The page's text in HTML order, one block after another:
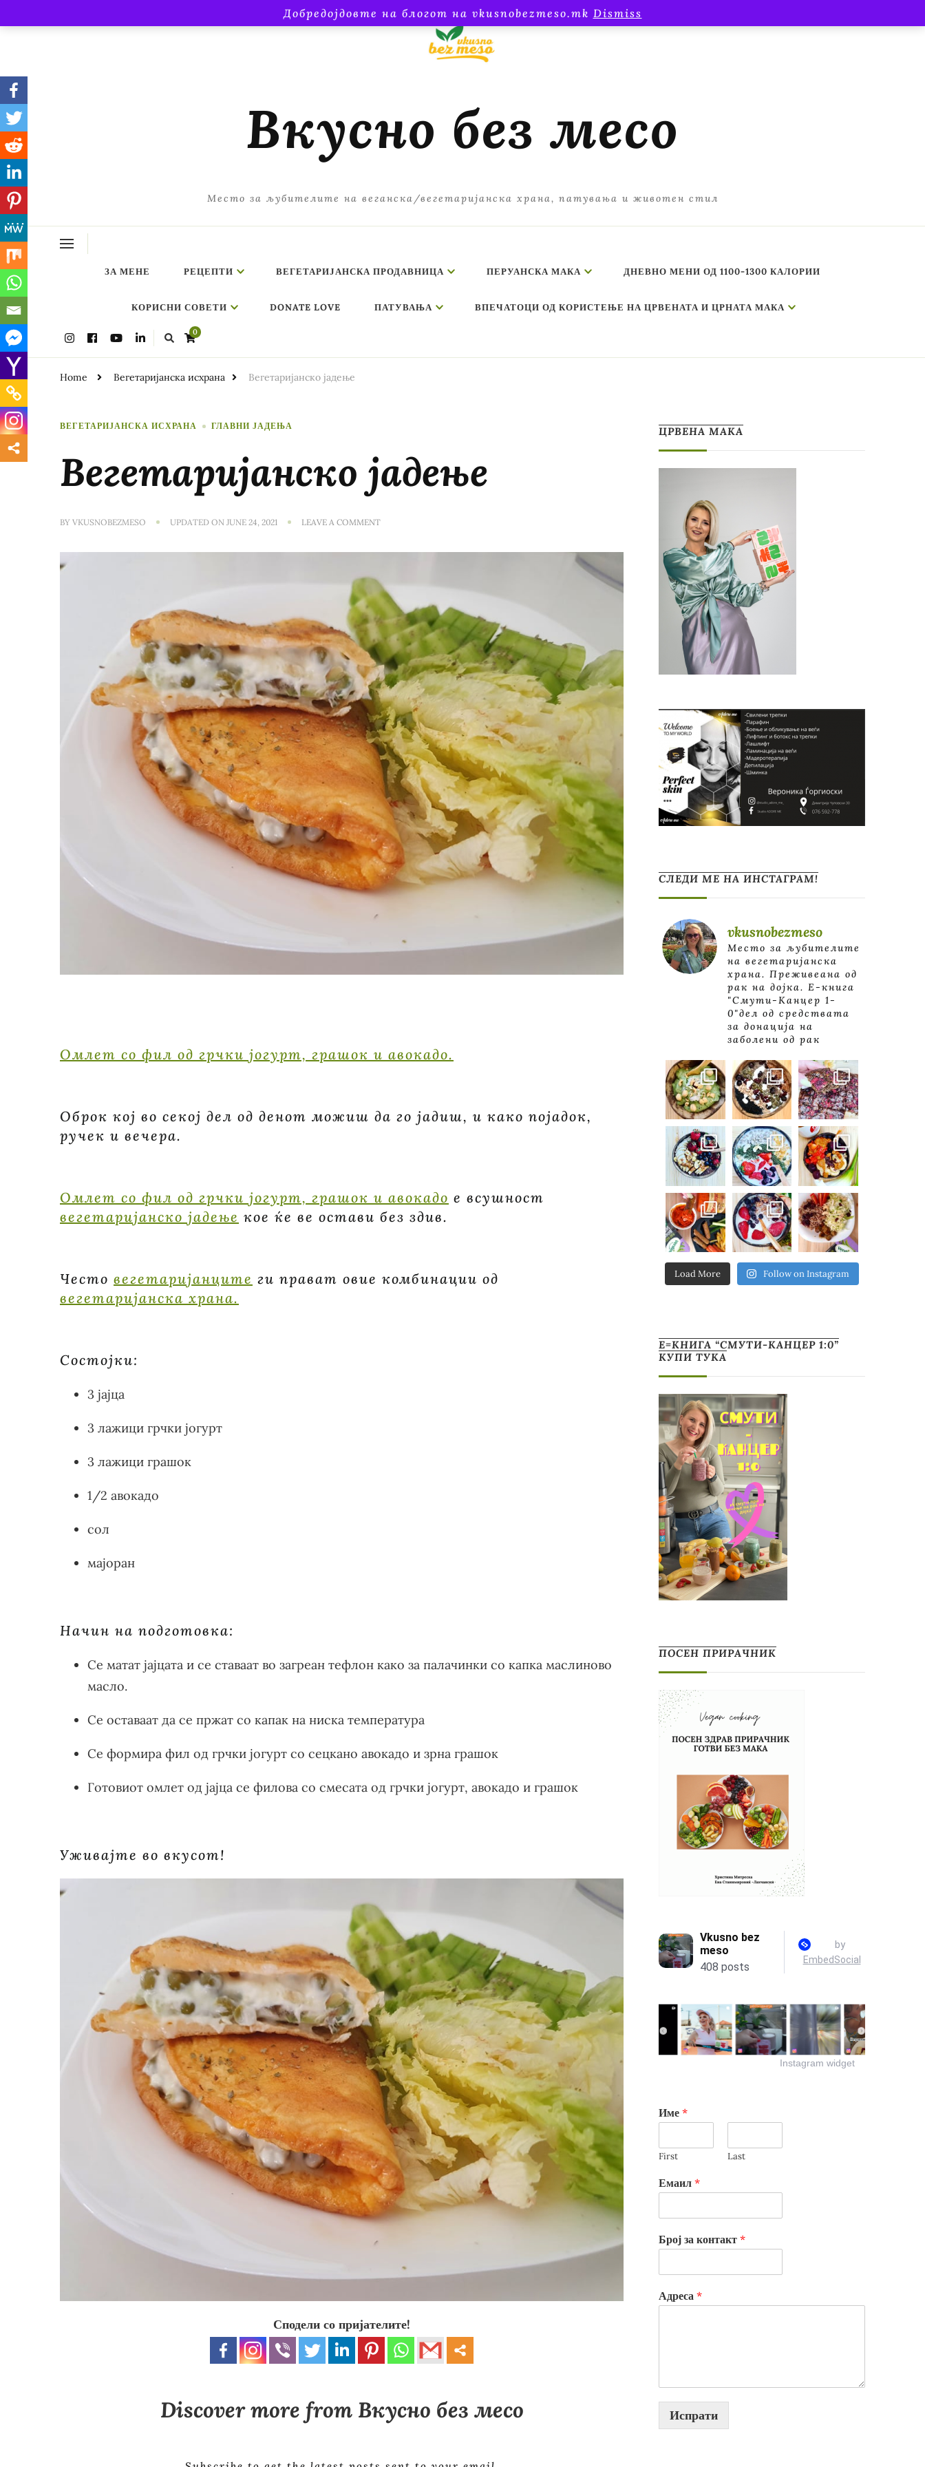
Добредојдовте на блогот на vkusnobezmeso.mk Dismiss
Вкусно без месо
Место за љубителите на веганска/вегетаријанска храна, патувања и животен стил
ЗА МЕНЕ РЕЦЕПТИ ВЕГЕТАРИЈАНСКА ПРОДАВНИЦА ПЕРУАНСКА МАКА ДНЕВНО МЕНИ ОД 1100-1300 КАЛОРИИ
КОРИСНИ СОВЕТИ DONATE LOVE ПАТУВАЊА ВПЕЧАТОЦИ ОД КОРИСТЕЊЕ НА ЦРВЕНАТА И ЦРНАТА МАКА
0
Home Вегетаријанска исхрана Вегетаријанско јадење
ВЕГЕТАРИЈАНСКА ИСХРАНА ГЛАВНИ ЈАДЕЊА
Вегетаријанско јадење
BY VKUSNOBEZMESO UPDATED ON JUNE 24, 2021 LEAVE A COMMENTON
Омлет со фил од грчки јогурт, грашок и авокадо.
Оброк кој во секој дел од денот можиш да го јадиш, и како појадок,
ручек и вечера.
Омлет со фил од грчки јогурт, грашок и авокадо е всушност
вегетаријанско јадење кое ќе ве остави без здив.
Често вегетаријанците ги прават овие комбинации од
вегетаријанска храна.
Состојки:
3 јајца
3 лажици грчки јогурт
3 лажици грашок
1/2 авокадо
сол
мајоран
Начин на подготовка:
Се матат јајцата и се ставаат во загреан тефлон како за палачинки со капка маслиново
масло.
Се оставаат да се пржат со капак на ниска температура
Се формира фил од грчки јогурт со сецкано авокадо и зрна грашок
Готовиот омлет од јајца се филова со смесата од грчки јогурт, авокадо и грашок
Уживајте во вкусот!
Сподели со пријателите!
Discover more from Вкусно без месо
ЦРВЕНА МАКА
СЛЕДИ МЕ НА ИНСТАГРАМ!
vkusnobezmeso
Место за љубителите
на вегетаријанска
храна. Преживеана од
рак на дојка. E-книга
"Смути-Канцер 1-
0"дел од средствата
за донација на
заболени од рак
Load More Follow on Instagram
Е=КНИГА “СМУТИ-КАНЦЕР 1:0”
КУПИ ТУКА
ПОСЕН ПРИРАЧНИК
Instagram widget
Име *
First Last
Емаил *
Број за контакт *
Адреса *
Испрати